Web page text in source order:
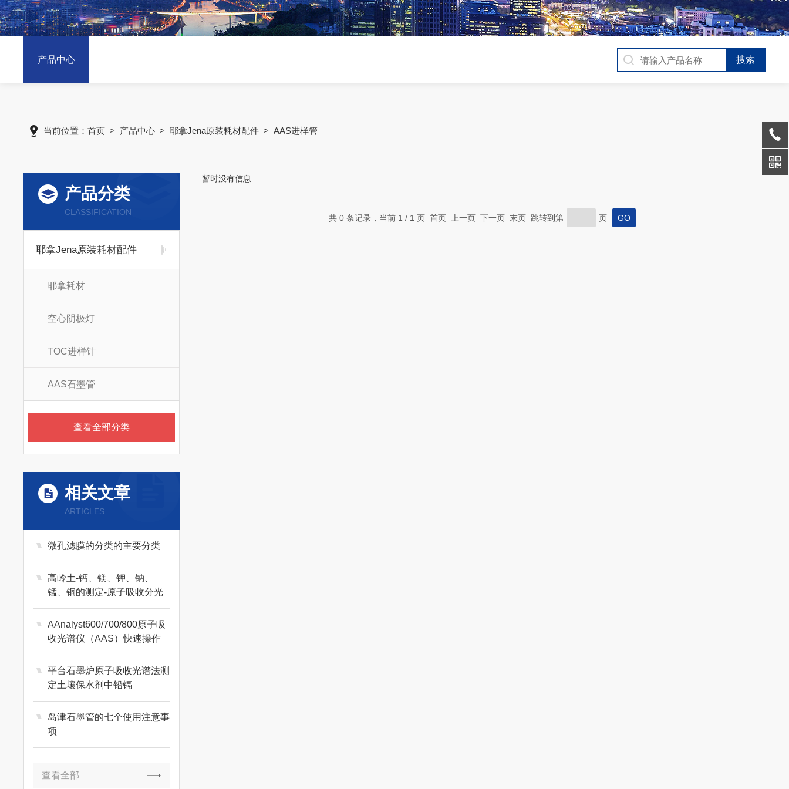
产品中心
当前位置：首页 > 产品中心 >耶拿Jena原装耗材配件 >AAS进样管
产品分类
CLASSIFICATION
耶拿Jena原装耗材配件
耶拿耗材
空心阴极灯
TOC进样针
AAS石墨管
查看全部分类
相关文章
ARTICLES
微孔滤膜的分类的主要分类
高岭土-钙、镁、钾、钠、
锰、铜的测定-原子吸收分光
光度法
AAnalyst600/700/800原子吸
收光谱仪（AAS）快速操作
指南（火焰）
平台石墨炉原子吸收光谱法测
定土壤保水剂中铅镉
岛津石墨管的七个使用注意事
项
查看全部
暂时没有信息
共 0 条记录，当前 1 / 1 页 首页 上一页 下一页 末页 跳转到第 页